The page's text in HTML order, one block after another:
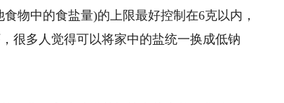
物中的食盐量)的上限最好控制在6克以内，
很多人觉得可以将家中的盐统一换成低钠